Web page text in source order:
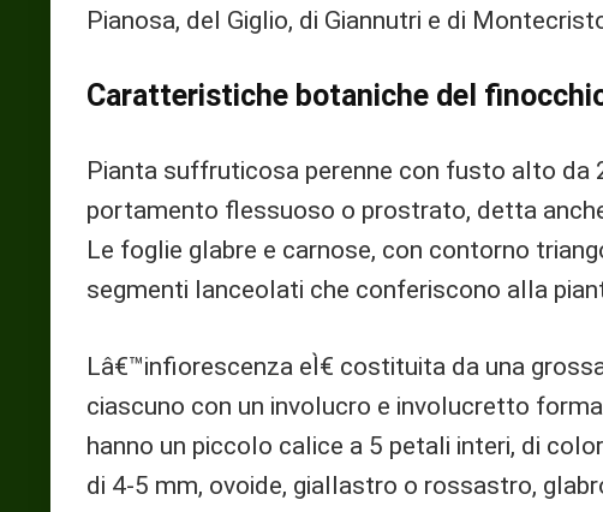
Pianosa, del Giglio, di Giannutri e di
Caratteristiche botaniche del
Pianta suffruticosa perenne con fusto alto da
portamento flessuoso o prostrato, detta
Le foglie glabre e carnose, con contorno
segmenti lanceolati che conferiscono alla
Lâ€™infiorescenza eÌ€ costituita da una
ciascuno con un involucro e involucretto
hanno un piccolo calice a 5 petali interi, di
di 4-5 mm, ovoide, giallastro o rossastro,